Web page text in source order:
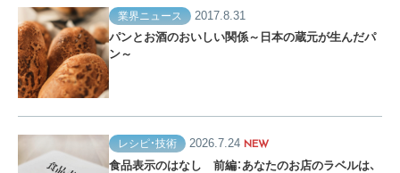
業界ニュース
2017.8.31
パンとお酒のおいしい関係～日本の蔵元が生んだパ
ン～
レシピ・技術 2026.7.24 NEW
食品表示のはなし 前編：あなたのお店のラベルは、